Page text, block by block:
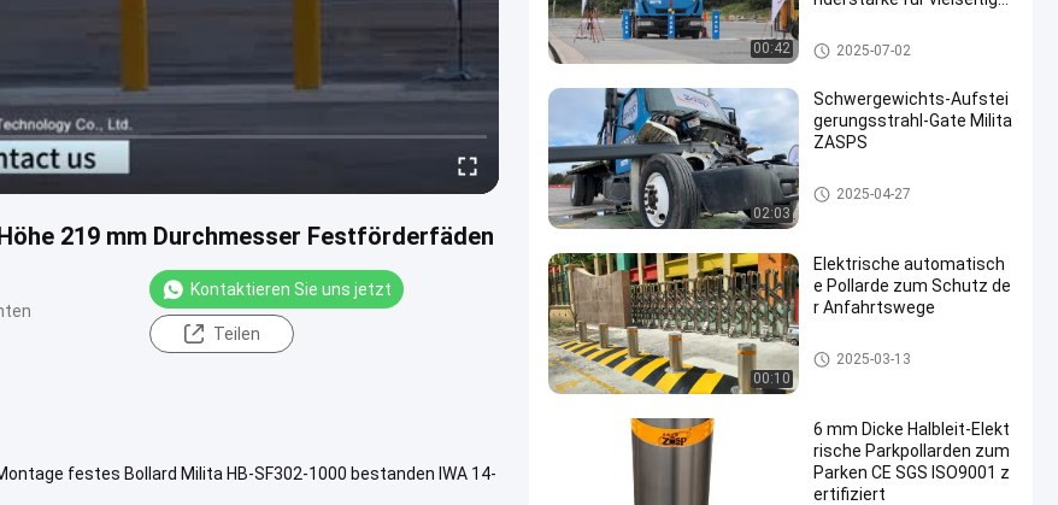
219 mm Durchmesser Festförderfäden
Kontaktieren Sie uns jetzt
Teilen
festes Bollard Milita HB-SF302-1000 bestanden IWA 14-
00:42 Abnehmbare Pollarde
2025-07-02
02:03
Schwergewichts-Aufstei
gerungsstrahl-Gate Milita
ZASPS
Aufsteigender Strahl-Tor
2025-04-27
00:10
Elektrische automatisch
e Pollarde zum Schutz de
r Anfahrtswege
Automatische Schiffspoller
2025-03-13
6 mm Dicke Halbleit-Elekt
rische Parkpollarden zum
Parken CE SGS ISO9001 z
ertifiziert